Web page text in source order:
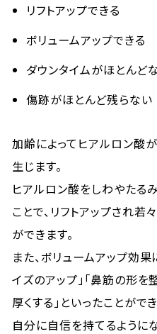
リフトアップできる
ボリュームアップできる
ダウンタイムがほとんど
傷跡がほとんど残らない
加齢によってヒアルロン酸
生じます。
ヒアルロン酸をしわやたる
ことで、リフトアップされ
ができます。
また、ボリュームアップ効果
イズのアップ」「鼻筋の形を
厚くする」といったことがで
自分に自信を持てるようにな